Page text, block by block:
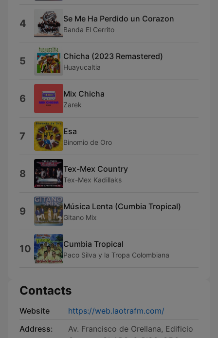
4 Se Me Ha Perdido un Corazon
Banda El Cerrito
5 Chicha (2023 Remastered)
Huayucaltia
6 Mix Chicha
Zarek
7 Esa
Binomio de Oro
8 Tex-Mex Country
Tex-Mex Kadillaks
9 Música Lenta (Cumbia Tropical)
Gitano Mix
10 Cumbia Tropical
Paco Silva y la Tropa Colombiana
Contacts
Website
https://web.laotrafm.com/
Address:
Av. Francisco de Orellana, Edificio